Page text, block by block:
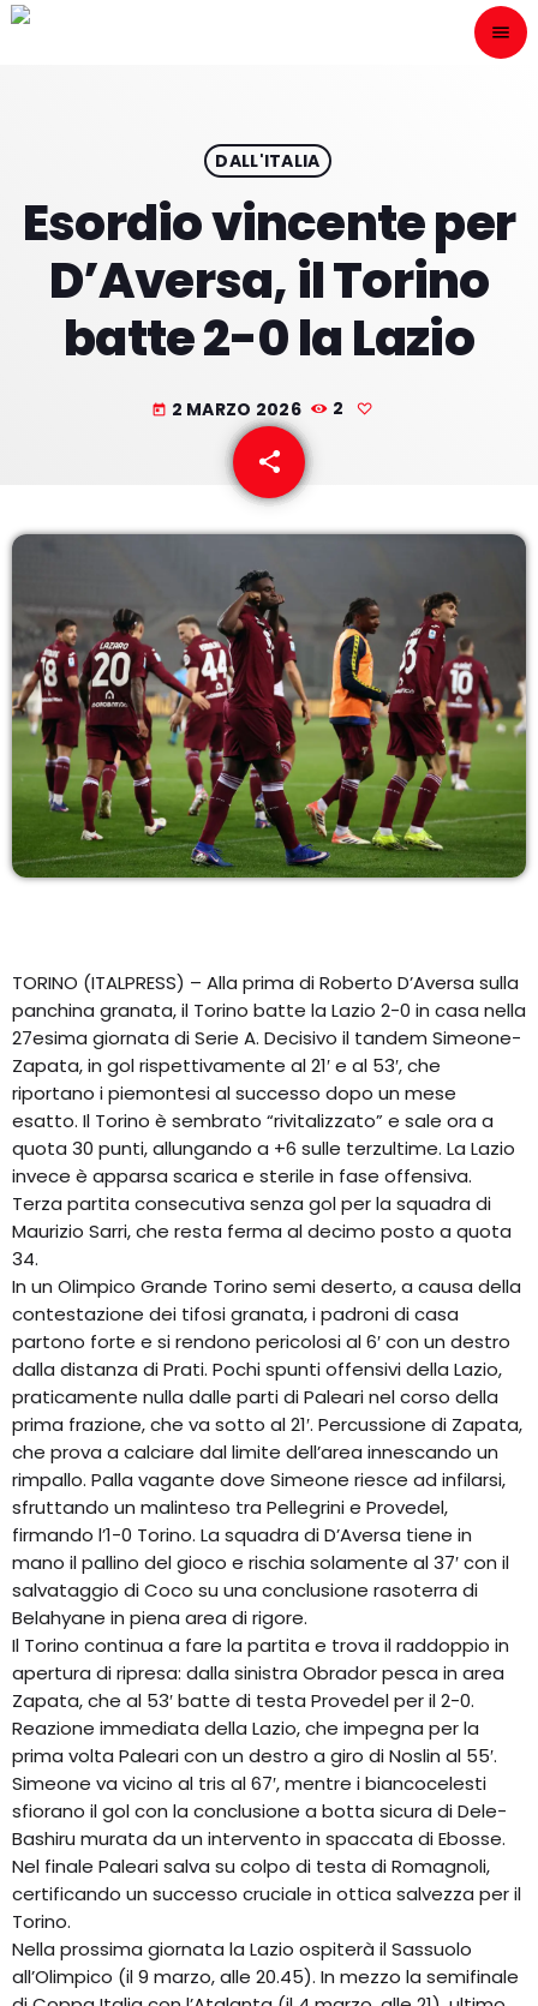
menu
play_arrow
NUESTRAS FRECUENCIAS
NOTICIAS
CONTACTO
DALL'ITALIA
Esordio vincente per
D’Aversa, il Torino
batte 2-0 la Lazio
today 2 MARZO 2026 2
share
email
TORINO (ITALPRESS) – Alla prima di Roberto D’Aversa sulla
panchina granata, il Torino batte la Lazio 2-0 in casa nella
27esima giornata di Serie A. Decisivo il tandem Simeone-
Zapata, in gol rispettivamente al 21′ e al 53′, che
riportano i piemontesi al successo dopo un mese
esatto. Il Torino è sembrato “rivitalizzato” e sale ora a
quota 30 punti, allungando a +6 sulle terzultime. La Lazio
invece è apparsa scarica e sterile in fase offensiva.
Terza partita consecutiva senza gol per la squadra di
Maurizio Sarri, che resta ferma al decimo posto a quota
34.
In un Olimpico Grande Torino semi deserto, a causa della
contestazione dei tifosi granata, i padroni di casa
partono forte e si rendono pericolosi al 6′ con un destro
dalla distanza di Prati. Pochi spunti offensivi della Lazio,
praticamente nulla dalle parti di Paleari nel corso della
prima frazione, che va sotto al 21′. Percussione di Zapata,
che prova a calciare dal limite dell’area innescando un
rimpallo. Palla vagante dove Simeone riesce ad infilarsi,
sfruttando un malinteso tra Pellegrini e Provedel,
firmando l’1-0 Torino. La squadra di D’Aversa tiene in
mano il pallino del gioco e rischia solamente al 37′ con il
salvataggio di Coco su una conclusione rasoterra di
Belahyane in piena area di rigore.
Il Torino continua a fare la partita e trova il raddoppio in
apertura di ripresa: dalla sinistra Obrador pesca in area
Zapata, che al 53′ batte di testa Provedel per il 2-0.
Reazione immediata della Lazio, che impegna per la
prima volta Paleari con un destro a giro di Noslin al 55′.
Simeone va vicino al tris al 67′, mentre i biancocelesti
sfiorano il gol con la conclusione a botta sicura di Dele-
Bashiru murata da un intervento in spaccata di Ebosse.
Nel finale Paleari salva su colpo di testa di Romagnoli,
certificando un successo cruciale in ottica salvezza per il
Torino.
Nella prossima giornata la Lazio ospiterà il Sassuolo
all’Olimpico (il 9 marzo, alle 20.45). In mezzo la semifinale